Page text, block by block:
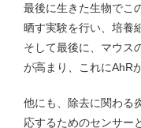
最後に生きた生物でこ
晒す実験を行い、培養
そして最後に、マウス
が高まり、これにAhR
他にも、除去に関わる
応するためのセンサー